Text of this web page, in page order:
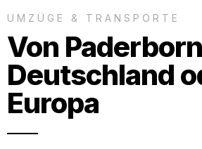
UMZÜGE & TRANSPORTE
Von
Deutschland
Europa